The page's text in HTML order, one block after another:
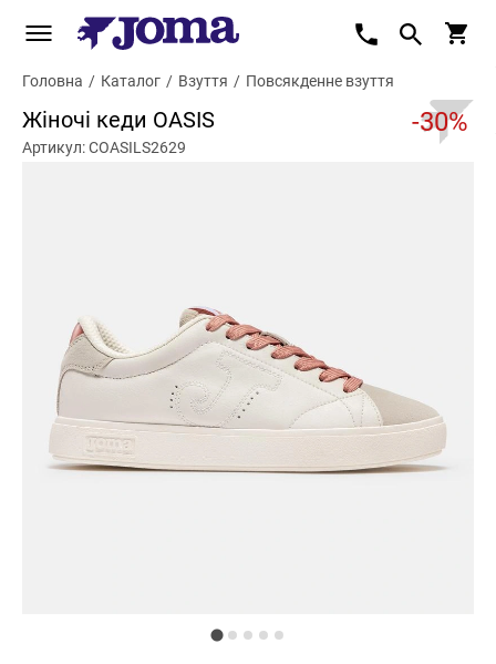
Головна / Каталог / Взуття / Повсякденне взуття
Жіночі кеди OASIS -30%
Артикул: COASILS2629